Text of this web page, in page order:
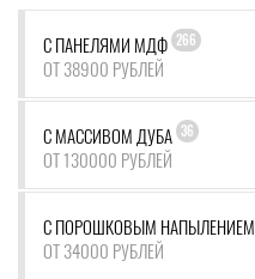
С ПАНЕЛЯМИ МДФ 266
ОТ 38900 РУБЛЕЙ
С МАССИВОМ ДУБА 36
ОТ 130000 РУБЛЕЙ
С ПОРОШКОВЫМ НАПЫЛЕНИЕМ
ОТ 34000 РУБЛЕЙ